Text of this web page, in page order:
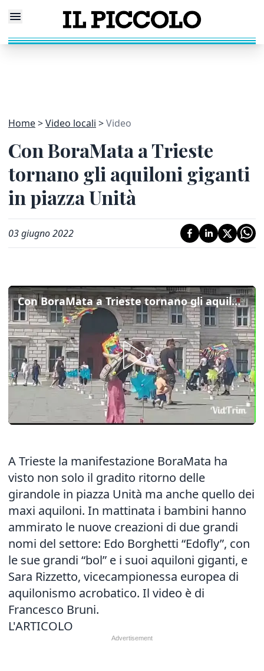
Home Video locali Video
Con BoraMata a Trieste
tornano gli aquiloni giganti
in piazza Unità
03 giugno 2022
Con BoraMata a Trieste tornano gli aquiloni giganti in piazza Unità
A Trieste la manifestazione BoraMata ha
visto non solo il gradito ritorno delle
girandole in piazza Unità ma anche quello dei
maxi aquiloni. In mattinata i bambini hanno
ammirato le nuove creazioni di due grandi
nomi del settore: Edo Borghetti “Edofly”, con
le sue grandi “bol” e i suoi aquiloni giganti, e
Sara Rizzetto, vicecampionessa europea di
aquilonismo acrobatico. Il video è di
Francesco Bruni.
L'ARTICOLO